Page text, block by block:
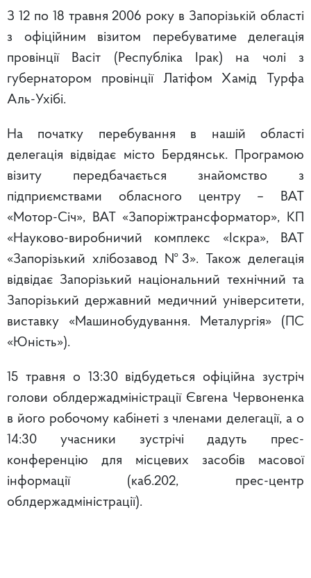
З 12 по 18 травня 2006 року в Запорізькій області
з офіційним візитом перебуватиме делегація
провінції Васіт (Республіка Ірак) на чолі з
губернатором провінції Латіфом Хамід Турфа
Аль-Ухібі.
На початку перебування в нашій області
делегація відвідає місто Бердянськ. Програмою
візиту передбачається знайомство з
підприємствами обласного центру – ВАТ
«Мотор-Січ», ВАТ «Запоріжтрансформатор», КП
«Науково-виробничий комплекс «Іскра», ВАТ
«Запорізький хлібозавод №3». Також делегація
відвідає Запорізький національний технічний та
Запорізький державний медичний університети,
виставку «Машинобудування. Металургія» (ПС
«Юність»).
15 травня о 13:30 відбудеться офіційна зустріч
голови облдержадміністрації Євгена Червоненка
в його робочому кабінеті з членами делегації, а о
14:30 учасники зустрічі дадуть прес-
конференцію для місцевих засобів масової
інформації (каб.202, прес-центр
облдержадміністрації).